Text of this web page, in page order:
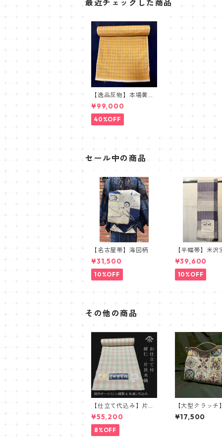
最近チェックした商品
【逸品反物】本場黄八
丈織
¥99,000
40%OFF
セール中の商品
【名古屋帯】海図柄
¥31,500
10%OFF
【半幅帯】米沢
織 近賢織物
蝶 ラベンダー
¥39,600
10%OFF
その他の商品
【仕立て代込み】片貝
木綿 紺仁 チェッ
ク ホワイト ピン
ク グリーン
¥55,200
8%OFF
【大型クラッチ
ョリカタイル
¥17,500